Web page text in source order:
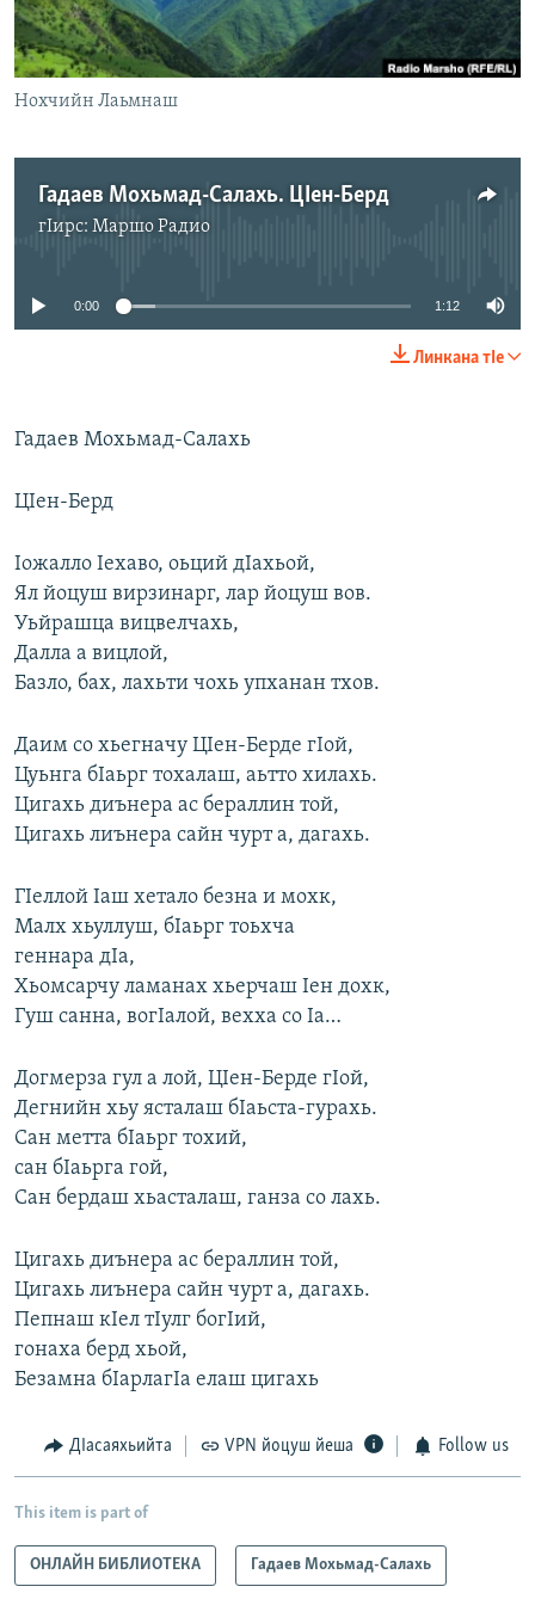
Нохчийн Лаьмнаш
Гадаев Мохьмад-Салахь. ЦIен-Берд
гIирс: Маршо Радио
No media source currently available
0:00 1:12
Линкана тIе
Гадаев Мохьмад-Салахь
ЦIен-Берд
Iожалло Iехаво, оьций дIахьой,
Ял йоцуш вирзинарг, лар йоцуш вов.
Уьйрашца вицвелчахь,
Далла а вицлой,
Базло, бах, лахьти чохь упханан тхов.
Даим со хьегначу ЦIен-Берде гIой,
Цуьнга бIаьрг тохалаш, аьтто хилахь.
Цигахь диънера ас бераллин той,
Цигахь лиънера сайн чурт а, дагахь.
ГIеллой Iаш хетало безна и мохк,
Малх хьуллуш, бIаьрг тоьхча
геннара дIа,
Хьомсарчу ламанах хьерчаш Iен дохк,
Гуш санна, вогIалой, вехха со Iа…
Догмерза гул а лой, ЦIен-Берде гIой,
Дегнийн хьу ясталаш бIаьста-гурахь.
Сан метта бIаьрг тохий,
сан бIаьрга гой,
Сан бердаш хьасталаш, ганза со лахь.
Цигахь диънера ас бераллин той,
Цигахь лиънера сайн чурт а, дагахь.
Пепнаш кIел тIулг богIий,
гонаха берд хьой,
Безамна бIарлагIа елаш цигахь
ДIасаяхьийта VPN йоцуш йеша Follow us
This item is part of
ОНЛАЙН БИБЛИОТЕКА Гадаев Мохьмад-Салахь